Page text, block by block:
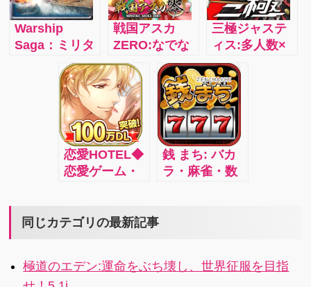
三国志シミュ
レーション
RPGが、スマ
ートフォンで
ーザー大歓
迎！2.3i
ながら世界征
服を目指す、
まったく新し
い近代戦略ゲ
ーム
Warship
Saga：ミリタ
リーマニアも
納得の美麗な
艦船グラフィ
ック。細部を
見逃さず、こ
だわり抜きハ
イクオリティ
に再現された
鑑を集め、あ
リジナルの艦
隊を作りまし
戦国アスカ
ZERO:なでな
でするほど強
くなる！可愛
がり系戦国
RPG 4i
三極ジャステ
ィス:多人数×
戦略×爽快アク
ション！キミ
が未来を決め
る『日本争
奪！戦春スト
ラテジー』こ
こに！！5i
恋愛HOTEL◆
恋愛ゲーム・
ームならでは
恋。ドキドキ
銭 まち: バカ
ラ・麻雀・数
同じカテゴリの最新記事
極道のエデン:運命をぶち壊し、世界征服を目指